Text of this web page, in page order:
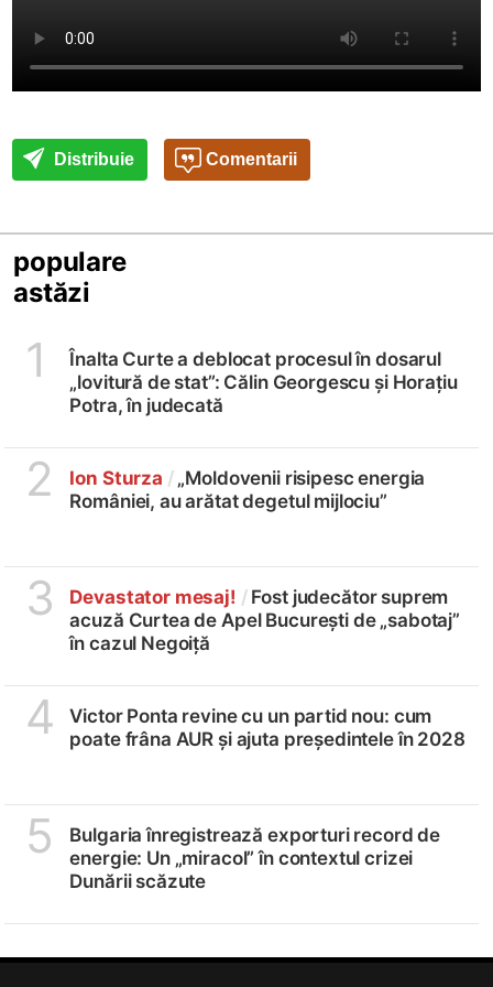
Distribuie Comentarii
populare
astăzi
1
Înalta Curte a deblocat procesul în dosarul
„lovitură de stat”: Călin Georgescu și Horațiu
Potra, în judecată
2 Ion Sturza /„Moldovenii risipesc energia
României, au arătat degetul mijlociu”
3 Devastator mesaj! / Fost judecător suprem
acuză Curtea de Apel București de „sabotaj”
în cazul Negoiță
4
Victor Ponta revine cu un partid nou: cum
poate frâna AUR și ajuta președintele în 2028
5
Bulgaria înregistrează exporturi record de
energie: Un „miracol” în contextul crizei
Dunării scăzute